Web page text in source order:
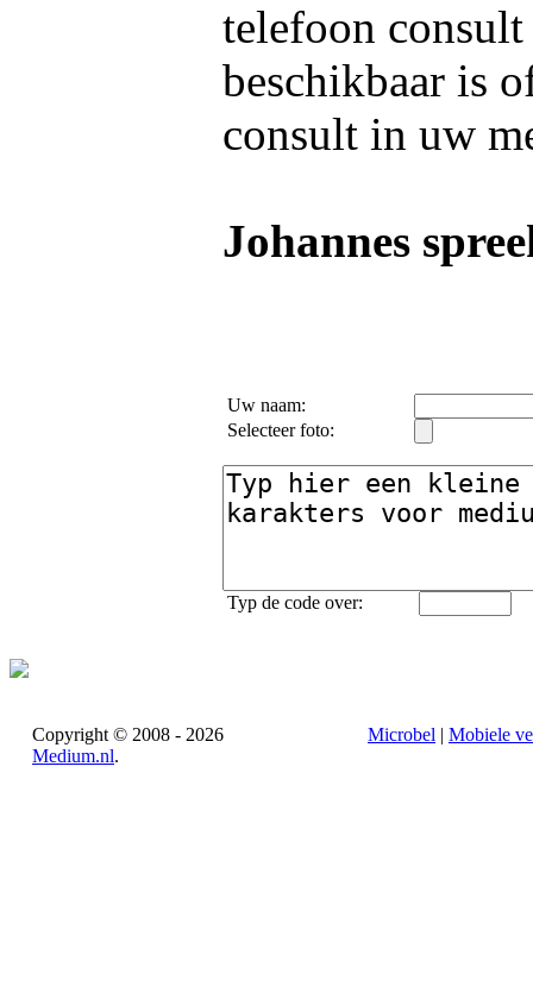
telefoon
beschikbaar is
consult in uw
Johannes
Uw naam:
Selecteer foto:
Typ de code over:
Copyright © 2008 - 2026
Medium.nl.
Microbel | Mobiele